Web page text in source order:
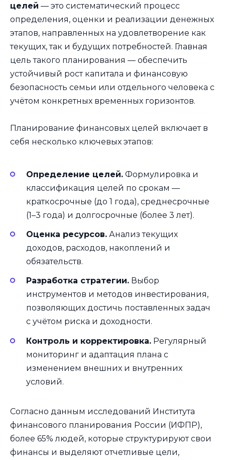
целей — это систематический процесс
определения, оценки и реализации денежных
этапов, направленных на удовлетворение как
текущих, так и будущих потребностей. Главная
цель такого планирования — обеспечить
устойчивый рост капитала и финансовую
безопасность семьи или отдельного человека с
учётом конкретных временных горизонтов.
Планирование финансовых целей включает в
себя несколько ключевых этапов:
Определение целей. Формулировка и
классификация целей по срокам —
краткосрочные (до 1 года), среднесрочные
(1–3 года) и долгосрочные (более 3 лет).
Оценка ресурсов. Анализ текущих
доходов, расходов, накоплений и
обязательств.
Разработка стратегии. Выбор
инструментов и методов инвестирования,
позволяющих достичь поставленных задач
с учётом риска и доходности.
Контроль и корректировка. Регулярный
мониторинг и адаптация плана с
изменением внешних и внутренних
условий.
Согласно данным исследований Института
финансового планирования России (ИФПР),
более 65% людей, которые структурируют свои
финансы и выделяют отчетливые цели,